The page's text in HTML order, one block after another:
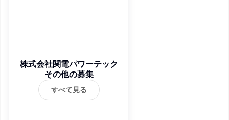
株式会社関電パワーテック
その他の募集
すべて見る